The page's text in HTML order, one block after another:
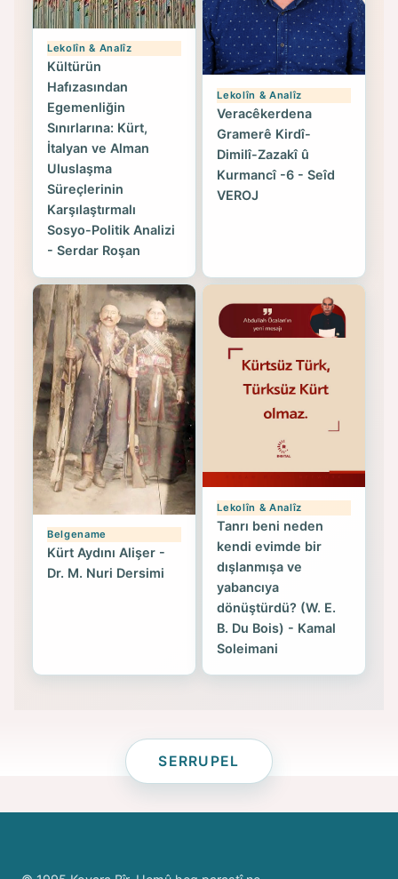
Lekolîn & Analîz
Kültürün
Hafızasından
Egemenliğin
Sınırlarına: Kürt,
İtalyan ve Alman
Uluslaşma
Süreçlerinin
Karşılaştırmalı
Sosyo-Politik Analizi
- Serdar Roşan
Lekolîn & Analîz
Veracêkerdena
Gramerê Kirdî-
Dimilî-Zazakî û
Kurmancî -6 - Seîd
VEROJ
Belgename
Kürt Aydını Alişer -
Dr. M. Nuri Dersimi
Lekolîn & Analîz
Tanrı beni neden
kendi evimde bir
dışlanmışa ve
yabancıya
dönüştürdü? (W. E.
B. Du Bois) - Kamal
Soleimani
SERRUPEL